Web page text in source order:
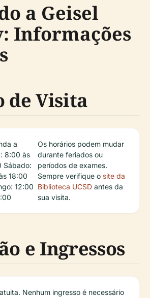
a Geisel
Informações
de Visita
a
8:00 às
Sábado:
18:00
12:00
Os horários podem mudar
durante feriados ou
períodos de exames.
Sempre verifique o site da
Biblioteca UCSDantes da
sua visita.
e Ingressos
Nenhum ingresso é necessário